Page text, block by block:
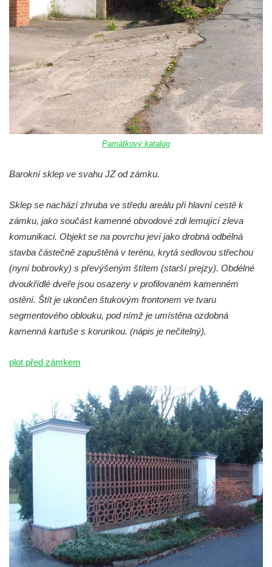
Památkový katalog
Barokní sklep ve svahu JZ od zámku.
Sklep se nachází zhruba ve středu areálu při hlavní cestě k
zámku, jako součást kamenné obvodové zdi lemující zleva
komunikaci. Objekt se na povrchu jeví jako drobná odbélná
stavba částečně zapuštěná v terénu, krytá sedlovou střechou
(nyní bobrovky) s převýšeným štítem (starší prejzy). Obdélné
dvoukřídlé dveře jsou osazeny v profilovaném kamenném
ostění. Štít je ukončen štukovým frontonem ve tvaru
segmentového oblouku, pod nímž je umístěna ozdobná
kamenná kartuše s korunkou. (nápis je nečitelný).
plot před zámkem